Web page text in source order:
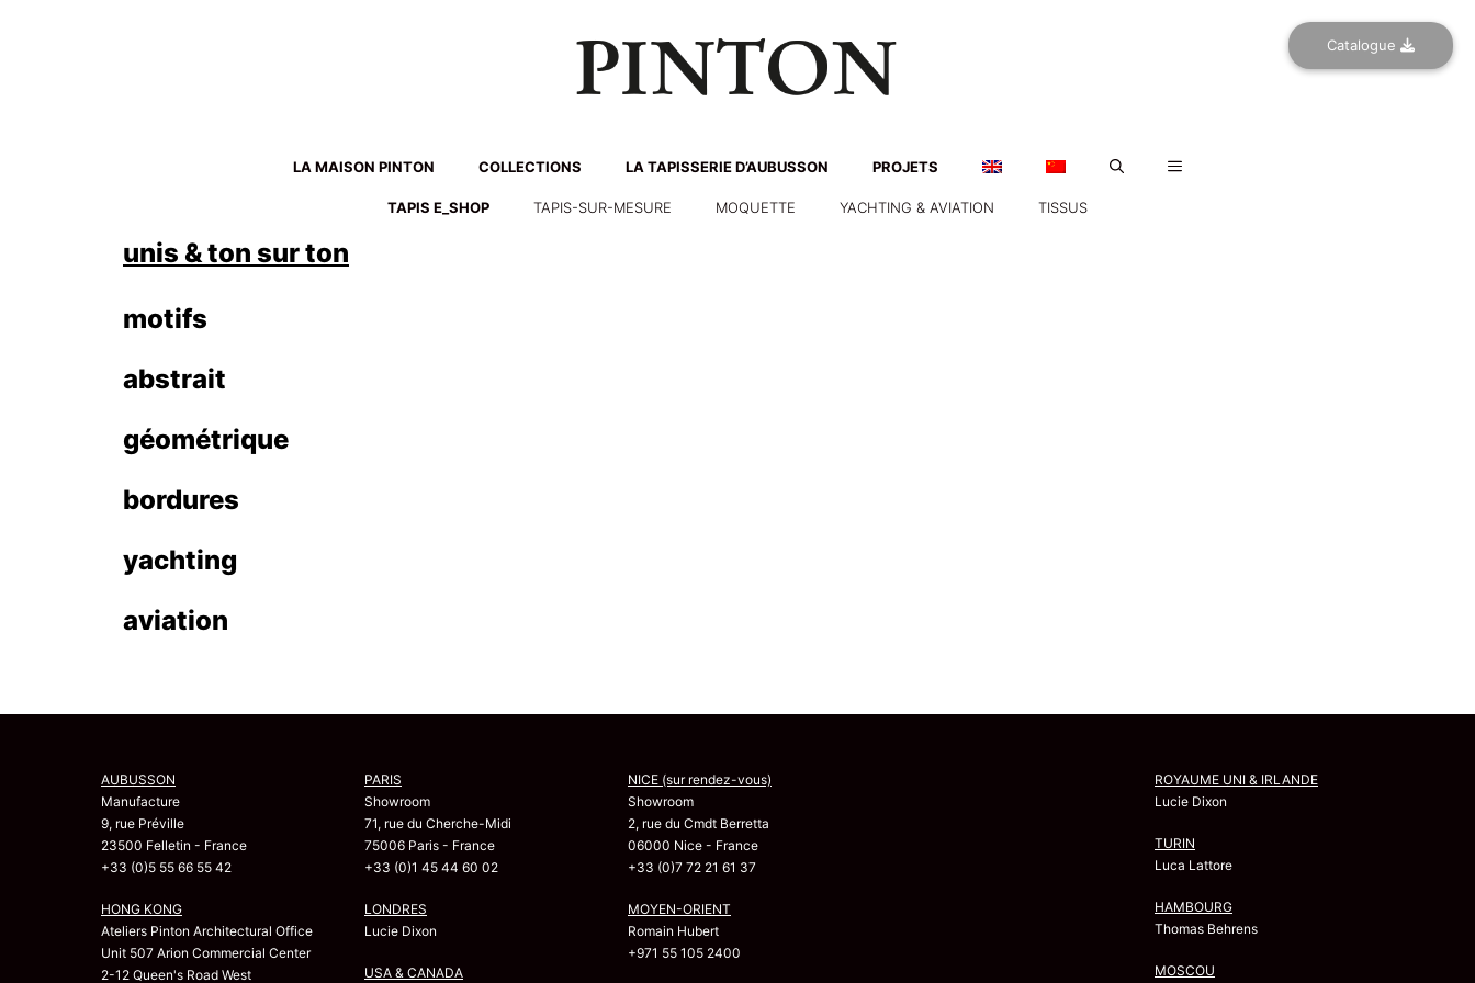
Catalogue
LA MAISON PINTON COLLECTIONS LA TAPISSERIE D’AUBUSSON PROJETS
TAPIS E_SHOP TAPIS-SUR-MESURE MOQUETTE YACHTING & AVIATION TISSUS
unis & ton sur ton
motifs
abstrait
géométrique
bordures
yachting
aviation
AUBUSSON
Manufacture
9, rue Préville
23500 Felletin - France
+33 (0)5 55 66 55 42
HONG KONG
Ateliers Pinton Architectural Office
Unit 507 Arion Commercial Center
2-12 Queen's Road West
PARIS
Showroom
71, rue du Cherche-Midi
75006 Paris - France
+33 (0)1 45 44 60 02
LONDRES
Lucie Dixon
USA & CANADA
NICE (sur rendez-vous)
Showroom
2, rue du Cmdt Berretta
06000 Nice - France
+33 (0)7 72 21 61 37
MOYEN-ORIENT
Romain Hubert
+971 55 105 2400
ROYAUME UNI & IRLANDE
Lucie Dixon
TURIN
Luca Lattore
HAMBOURG
Thomas Behrens
MOSCOU